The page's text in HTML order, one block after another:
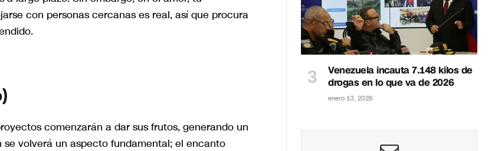
con personas cercanas es real, así que procura
comenzarán a dar sus frutos, generando un
volverá un aspecto fundamental; el encanto
Venezuela incauta 7.148 kilos de
drogas en lo que va de 2026
enero 13, 2026